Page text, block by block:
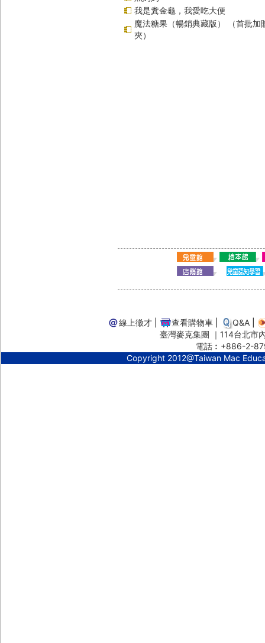
我是糞金龜，我愛吃大便
魔法糖果（暢銷典藏版） （首批加
夾）
線上徵才 查看購物車 Q&A
臺灣麥克集團 ｜114台北
電話︰+886-2-
Copyright 2012@Taiwan Mac